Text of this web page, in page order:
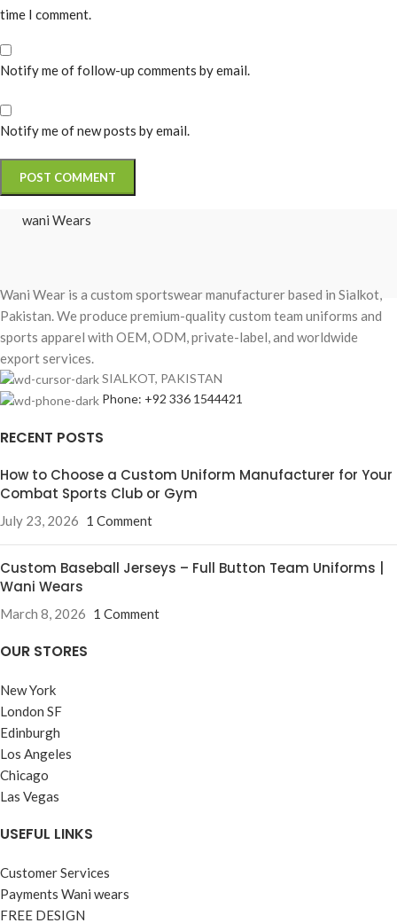
time I comment.
Notify me of follow-up comments by email.
Notify me of new posts by email.
wani Wears
Wani Wear is a custom sportswear manufacturer based in Sialkot,
Pakistan. We produce premium-quality custom team uniforms and
sports apparel with OEM, ODM, private-label, and worldwide
export services.
SIALKOT, PAKISTAN
Phone: +92 336 1544421
RECENT POSTS
How to Choose a Custom Uniform Manufacturer for Your
Combat Sports Club or Gym
July 23, 2026 1 Comment
Custom Baseball Jerseys – Full Button Team Uniforms |
Wani Wears
March 8, 2026 1 Comment
OUR STORES
New York
London SF
Edinburgh
Los Angeles
Chicago
Las Vegas
USEFUL LINKS
Customer Services
Payments Wani wears
FREE DESIGN